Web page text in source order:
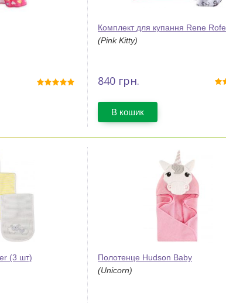
Комплект для купання Rene Rofe
(Pink Kitty)
840 грн.
В кошик
(3 шт)
Полотенце Hudson Baby
(Unicorn)